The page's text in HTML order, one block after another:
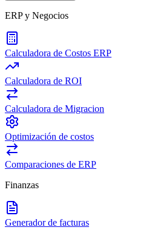
ERP y Negocios
Calculadora de Costos ERP
Calculadora de ROI
Calculadora de Migracion
Optimización de costos
Comparaciones de ERP
Finanzas
Generador de facturas